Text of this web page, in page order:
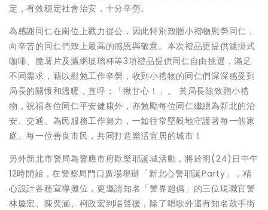
定，有效穩定社會治安，十分辛勞。
為感謝同仁在崗位上戮力從公，因此特別致贈小禮物慰勞同仁，
向辛苦的同仁們致上最高的感恩與敬意。本次禮品更提供濾掛式
咖啡、脆薯片及濾網玻璃杯等3項禮品提供同仁自由挑選，滿足
不同需求，藉以慰勉工作辛勞，收到小禮物的同仁們深深感受到
局長的關懷和溫暖，直呼：「揪甘心！」。 黃局長除致贈小禮
物，祝福各位同仁平安健康外，亦勉勵每位同仁繼續為新北的治
安、交通、為民服務工作努力，一如往常堅毅地守護著每一個家
庭、每一位善良市民，共同打造樂活宜居的城市！
另外新北市警局為響應市府歡樂耶誕城活動，將於明(24)日中午
12時開始，在警察局門口廣場舉辦「新北心警耶誕Party」，精
心設計各種宣導攤位，更邀請知名「警界超偶」的三位現職官警
林慶宏、陳奕涵、柯政宏到場聲援，除了唱歌外還有知名鼓手街